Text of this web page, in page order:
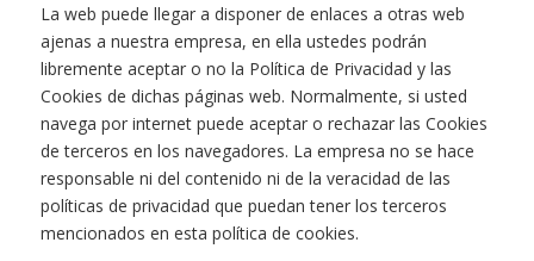
La web puede llegar a disponer de enlaces a otras web
ajenas a nuestra empresa, en ella ustedes podrán
libremente aceptar o no la Política de Privacidad y las
Cookies de dichas páginas web. Normalmente, si usted
navega por internet puede aceptar o rechazar las Cookies
de terceros en los navegadores. La empresa no se hace
responsable ni del contenido ni de la veracidad de las
políticas de privacidad que puedan tener los terceros
mencionados en esta política de cookies.